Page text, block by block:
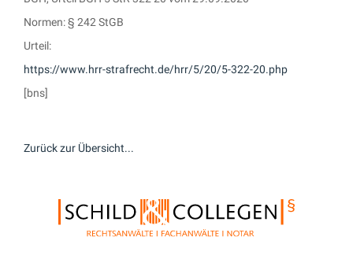
Normen: § 242 StGB
Urteil:
https://www.hrr-strafrecht.de/hrr/5/20/5-322-20.php
[bns]
Zurück zur Übersicht...